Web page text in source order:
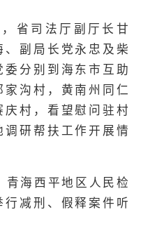
省司法厅副厅长甘
副局长党永忠及柴
分别到海东市互助
沟村，黄南州同仁
村，看望慰问驻村
研帮扶工作开展情
海西平地区人民检
减刑、假释案件听